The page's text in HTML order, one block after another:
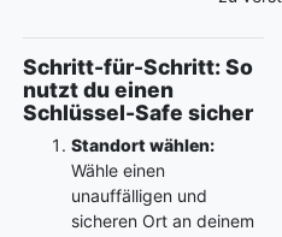
Schritt-für-Schritt: So
nutzt du einen
Schlüssel-Safe sicher
Standort wählen:
Wähle einen
unauffälligen und
sicheren Ort an deinem